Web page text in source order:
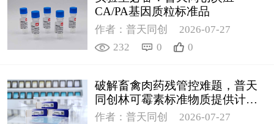
CA/PA基因质粒标准品
作者：普天同创
2026-07-27
232
0 0
破解畜禽肉药残管控难题，普天
同创林可霉素标准物质提供计量
支撑
作者：普天同创
2026-07-27